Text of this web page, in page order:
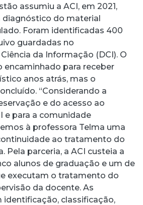
assumiu a ACI, em 2021,
diagnóstico do material
Foram identificadas 400
guardadas no
da Informação (DCI). O
encaminhado para receber
anos atrás, mas o
“Considerando a
e do acesso ao
e para a comunidade
à professora Telma uma
ao tratamento do
Pela parceria, a ACI custeia a
alunos de graduação e um de
executam o tratamento do
da docente. As
identificação, classificação,